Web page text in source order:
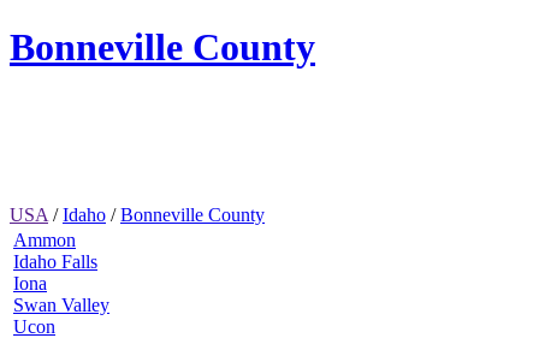
Bonneville County
USA /Idaho /Bonneville County
Ammon
Idaho Falls
Iona
Swan Valley
Ucon